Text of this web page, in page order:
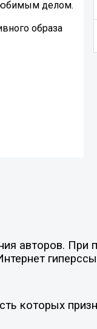
делом.
образа
авторов. При
которых